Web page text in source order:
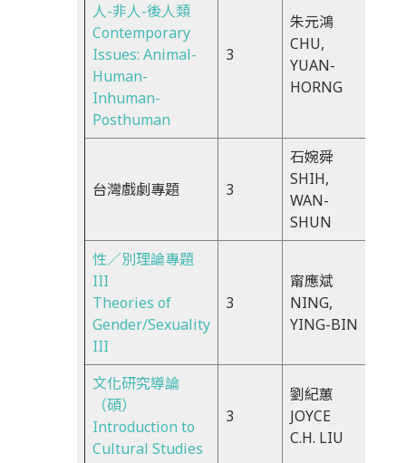
人-非人-後人類
Contemporary
Issues: Animal-
Human-
Inhuman-
Posthuman
3
朱元鴻
CHU,
YUAN-
HORNG
台灣戲劇專題 3
石婉舜
SHIH,
WAN-
SHUN
性／別理論專題
III
Theories of
Gender/Sexuality
III
3
甯應斌
NING,
YING-BIN
文化研究導論
（碩）
Introduction to
Cultural Studies
3
劉紀蕙
JOYCE
C.H. LIU